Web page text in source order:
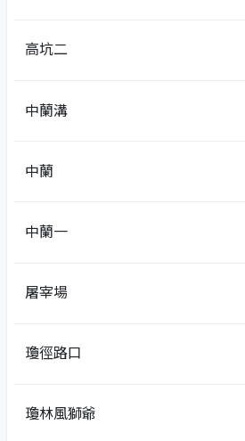
高坑二
中蘭溝
中蘭
中蘭一
屠宰場
瓊徑路口
瓊林風獅爺